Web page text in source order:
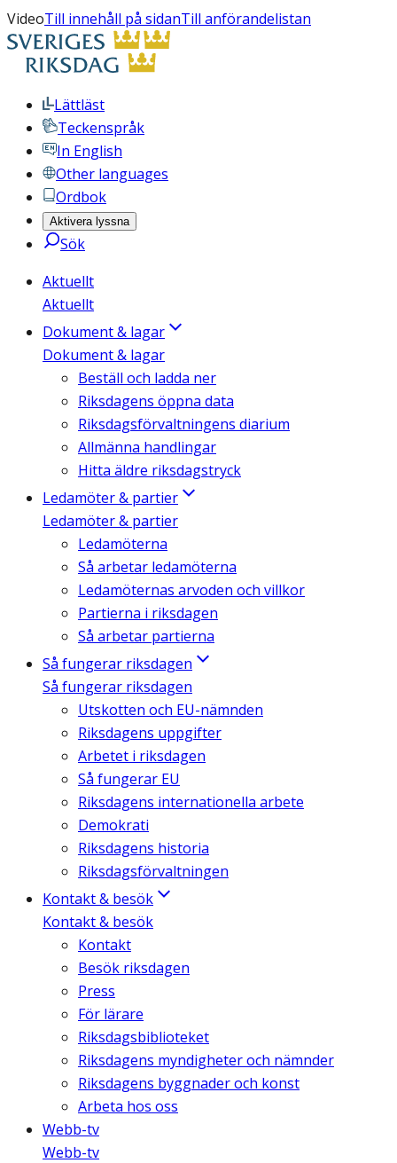
VideoTill innehåll på sidanTill anförandelistan
Lättläst
Teckenspråk
In English
Other languages
Ordbok
Aktivera lyssna
Sök
Aktuellt
Aktuellt
Dokument & lagar
Dokument & lagar
Beställ och ladda ner
Riksdagens öppna data
Riksdagsförvaltningens diarium
Allmänna handlingar
Hitta äldre riksdagstryck
Ledamöter & partier
Ledamöter & partier
Ledamöterna
Så arbetar ledamöterna
Ledamöternas arvoden och villkor
Partierna i riksdagen
Så arbetar partierna
Så fungerar riksdagen
Så fungerar riksdagen
Utskotten och EU-nämnden
Riksdagens uppgifter
Arbetet i riksdagen
Så fungerar EU
Riksdagens internationella arbete
Demokrati
Riksdagens historia
Riksdagsförvaltningen
Kontakt & besök
Kontakt & besök
Kontakt
Besök riksdagen
Press
För lärare
Riksdagsbiblioteket
Riksdagens myndigheter och nämnder
Riksdagens byggnader och konst
Arbeta hos oss
Webb-tv
Webb-tv